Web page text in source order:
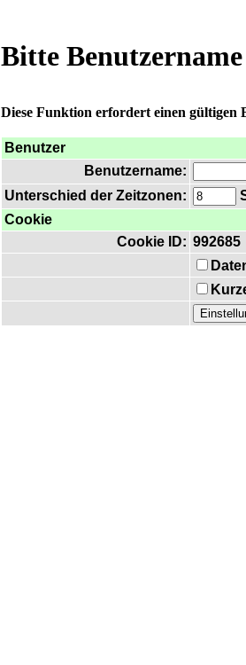
Bitte
Diese Funktion erfordert einen gültigen
Benutzer
Benutzername:
Unterschied der Zeitzonen:
Cookie
Cookie ID: 992685